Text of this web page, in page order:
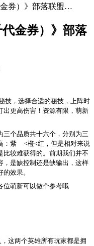
落联盟秘技选择分享
代金券）》部落
技，选择合适的秘技，上阵时
出更高伤害！资源有限，萌新
三个品质共十六个，分别为三
：紫
<橙<红，但是相对来说
比较难获得的。前期我们并不
，是缺控制还是缺输出，这样
效果。
位萌新可以做个参考哦
，这两个英雄所有玩家都是拥